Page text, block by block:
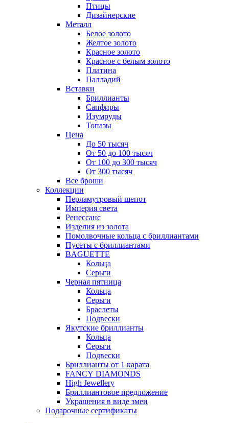
Птицы
Дизайнерские
Металл
Белое золото
Желтое золото
Красное золото
Красное с белым золото
Платина
Палладий
Вставки
Бриллианты
Сапфиры
Изумруды
Топазы
Цена
До 50 тысяч
От 50 до 100 тысяч
От 100 до 300 тысяч
От 300 тысяч
Все броши
Коллекции
Перламутровый шепот
Империя света
Ренессанс
Изделия из золота
Помолвочные кольца с бриллиантами
Пусеты с бриллиантами
BAGUETTE
Кольца
Серьги
Черная пятница
Кольца
Серьги
Браслеты
Подвески
Якутские бриллианты
Кольца
Серьги
Подвески
Бриллианты от 1 карата
FANCY DIAMONDS
High Jewellery
Бриллиантовое предложение
Украшения в виде змеи
Подарочные сертификаты